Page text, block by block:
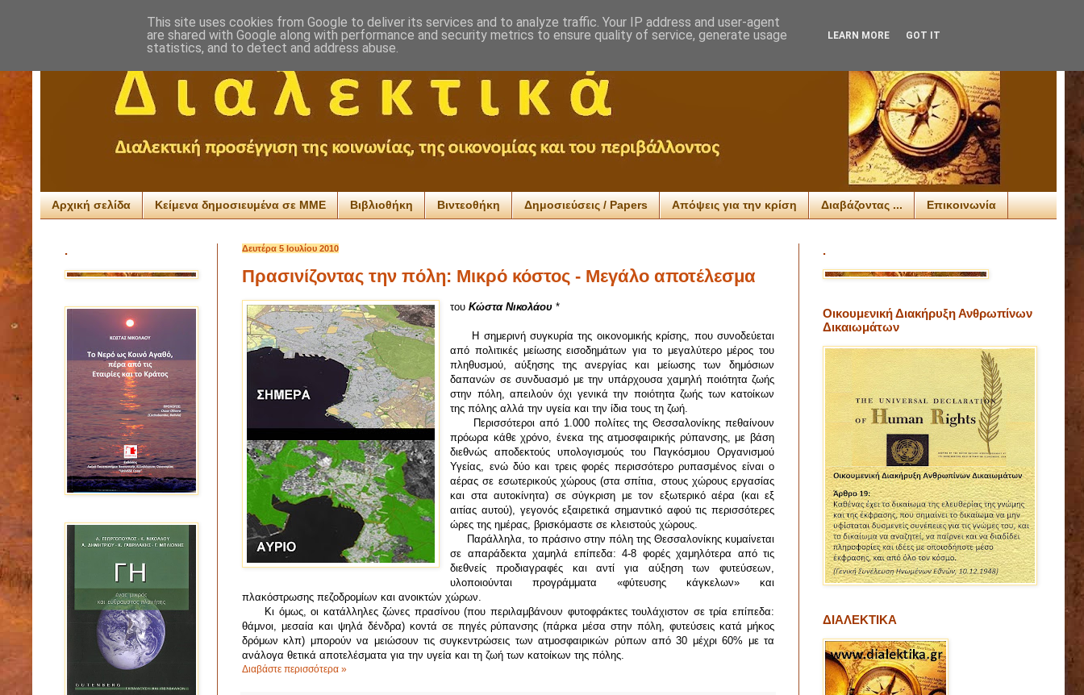
Αρχική σελίδα Κείμενα δημοσιευμένα σε ΜΜΕ Βιβλιοθήκη Βιντεοθήκη Δημοσιεύσεις / Papers Απόψεις για την κρίση Διαβάζοντας ... Επικοινωνία
Δευτέρα 5 Ιουλίου 2010
Πρασινίζοντας την πόλη: Μικρό κόστος - Μεγάλο αποτέλεσμα
τουΚώστα Νικολάου *
Η σημερινή συγκυρία της οικονομικής κρίσης, που συνοδεύεται
από πολιτικές μείωσης εισοδημάτων για το μεγαλύτερο μέρος του
πληθυσμού, αύξησης της ανεργίας και μείωσης των δημόσιων
δαπανών σε συνδυασμό με την υπάρχουσα χαμηλή ποιότητα ζωής
στην πόλη, απειλούν όχι γενικά την ποιότητα ζωής των κατοίκων
της πόλης αλλά την υγεία και την ίδια τους τη ζωή.
Περισσότεροι από 1.000 πολίτες της Θεσσαλονίκης πεθαίνουν
πρόωρα κάθε χρόνο, ένεκα της ατμοσφαιρικής ρύπανσης, με βάση
διεθνώς αποδεκτούς υπολογισμούς του Παγκόσμιου Οργανισμού
Υγείας, ενώ δύο και τρεις φορές περισσότερο ρυπασμένος είναι ο
αέρας σε εσωτερικούς χώρους (στα σπίτια, στους χώρους εργασίας
και στα αυτοκίνητα) σε σύγκριση με τον εξωτερικό αέρα (και εξ
αιτίας αυτού), γεγονός εξαιρετικά σημαντικό αφού τις περισσότερες
ώρες της ημέρας, βρισκόμαστε σε κλειστούς χώρους.
Παράλληλα, το πράσινο στην πόλη της Θεσσαλονίκης κυμαίνεται
σε απαράδεκτα χαμηλά επίπεδα: 4-8 φορές χαμηλότερα από τις
διεθνείς προδιαγραφές και αντί για αύξηση των φυτεύσεων,
υλοποιούνται προγράμματα «φύτευσης κάγκελων» και
πλακόστρωσης πεζοδρομίων και ανοικτών χώρων.
Κι όμως, οι κατάλληλες ζώνες πρασίνου (που περιλαμβάνουν φυτοφράκτες τουλάχιστον σε τρία επίπεδα:
θάμνοι, μεσαία και ψηλά δένδρα) κοντά σε πηγές ρύπανσης (πάρκα μέσα στην πόλη, φυτεύσεις κατά μήκος
δρόμων κλπ) μπορούν να μειώσουν τις συγκεντρώσεις των ατμοσφαιρικών ρύπων από 30 μέχρι 60% με τα
ανάλογα θετικά αποτελέσματα για την υγεία και τη ζωή των κατοίκων της πόλης.
Διαβάστε περισσότερα »
. .
Οικουμενική Διακήρυξη Ανθρωπίνων
Δικαιωμάτων
ΔΙΑΛΕΚΤΙΚΑ
This site uses cookies from Google to deliver its services and to analyze traffic. Your IP address and user-agent
are shared with Google along with performance and security metrics to ensure quality of service, generate usage
statistics, and to detect and address abuse.
LEARN MORE GOT IT